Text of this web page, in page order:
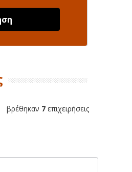
βρέθηκαν 7 επιχειρήσεις